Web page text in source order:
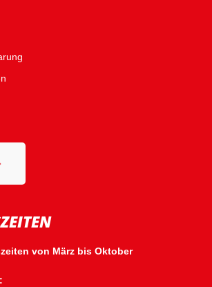
von März bis Oktober